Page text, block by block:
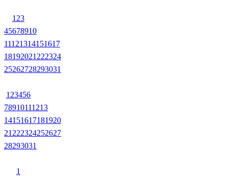
1 23
45678910
11121314151617
18192021 222324
25262728293031
1 23456
78910111213
14151617181920
21 222324252627
28293031
1